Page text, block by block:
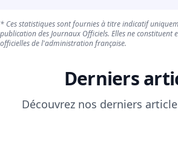
* Ces statistiques sont fournies à titre indicatif
publication des Journaux Officiels. Elles ne constituent
officielles de l'administration française.
Derniers
Découvrez nos derniers